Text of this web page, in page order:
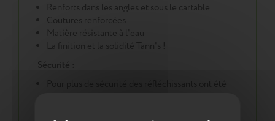
Renforts dans les angles et sous le cartable
Coutures renforcées
Matière résistante à l'eau
La finition et la solidité Tann's !
Sécurité :